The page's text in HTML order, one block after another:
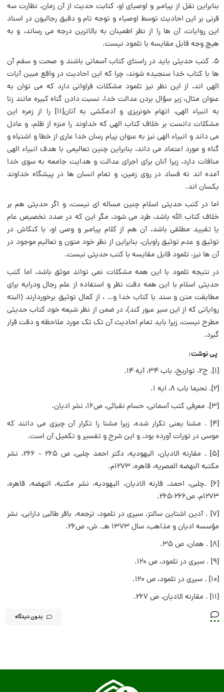
بنابراین نقل از پیامبر و اوصیای او، کتابت حدیث از آن زمان، نظارت سه
قرنی بر این احادیث توسط اوصیاء و توجه تام و دقیق رجالیون در اسناد
این روایات، آن ها را از نظر اطمینان به بالاترین درجه می رساند، و به
هیچ وجه قابل مقایسه با تلمود نیست.
۵. کتب حدیثی باید در راستای کتاب آسمانی باشند و صحت و سقم آن
ها با کتاب خدا سنجیده شوند، چرا که این احادیث در واقع مبین آیات
الهی اند، از این نظر نیز تلمود مشکلات فراوانی دارد که می توان به
عنوان مثال، زیر سؤال بردن عدالت خدا، نسبت دادن گناه کبیره مانند زنا
به انبیاء الهی، اتهام خونریزی و آدمکشی به آنان[۱۱] را از زمره این
مشکلات دانست بر خلاف کتاب الهی که خداوند را منزه از ظلم، و عادل
می داند و انبیاء الهی نیز به عنوان پیام رسان خدا عاری از خطا و اشتباه و
گناه و مورد اعتماد می داند، بنابراین چنین تعالیمی با هدف انبیاء الهی
منافات دارد، زیرا آنان برای اجرای عدالت و هدایت جامعه به سوی خدا
آمده اند نه فساد در روی زمین، و تمام انسان ها در پیشگاه خداوند
یکسان اند.
اما در کتب حدیثی اسلام چنین مساله ای نیست، و اگر حدیثی هم بر
خلاف کتاب الله باشد، طرد می شود، مگر این که در صدد تخصیص عام
یا تقیید مطلقی باشد، آن هم از کلام پیامبر و وصی او، با کنکاش در
توثیق و عدم توثیق راویان، بنابراین از نظر خود متون و تعالیم موجود در
آن ها نیز، تلمود قابل مقایسه با کتب حدیثی نیست.
در نتیجه تلمود با این همه مشکلات نمی تواند موثق باشد، اما کتب
حدیثی اسلام با این همه دقت نظر و استفاده از علم رجال ودرایه برای
مطابقت متن و سند با کتاب خدا و… ، از کمال توثیق برخوردارند (البته
روایاتی که از این سیر عبور کند)، در ضمن از نظر شیعه خود کتاب حدیثی
مطرح نیست، زیرا باید تمام احادیث آن تک تک مورد ملاحظه و دقت قرار
گیرد.
پی نوشت:
[۱]. ج۲، تواریخ، باب ۳۴، آیه ۱۴.
[۲]. نحیما باب ۸، ایه ۱.
[۳]. معرفی کتب آسمانی، حسام نقبائی، ص۱۶، نشر ادیان.
[۴] . مشنا یعنی تکرار شده، زیرا مشنا را تکرار آن چیزی می دانند که
موسی در تورات آورده بود، و این شرح و تفسیر و تکمیل آن است.
[۵] . مقارنه الادیان، الیهودیه، دکتر احمد چلبی، ص ۲۶۵ – ۲۶۶، نشر
مکتبه النهضه المصریه، قاهره، ۱۲۷۳م.
[۶] .چلبی، احمد، قارنه الادیان، الیهودیه، نشر مکتبه، النهضه، قاهره،
۱۲۷۳م، ص۲۶۶-۲۶۵.
[۷] . آدین اشتاین سالتز، سیری در تلمود، ترجمه، باقر طالبی دارابی، نشر
مؤسسه ادیان و مذاهب، سال ۱۳۷۳ هـ. ش، ص۲۶.
[۸] . همان، ص ۳۵.
[۹] . سیری در تلمود، ص ۱۲۰.
[۱۰] . سیری در تلمود، ص ۱۲۰.
[۱۱] . مقارنه الادیان، ص ۲۶۷.
بدون دیدگاه